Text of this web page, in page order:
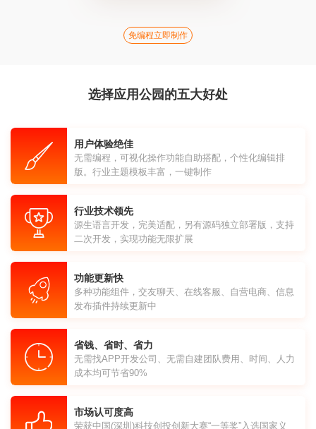
免编程立即制作
选择应用公园的五大好处
用户体验绝佳
无需编程，可视化操作功能自助搭配，个性化编辑排
版。行业主题模板丰富，一键制作
行业技术领先
源生语言开发，完美适配，另有源码独立部署版，支持
二次开发，实现功能无限扩展
功能更新快
多种功能组件，交友聊天、在线客服、自营电商、信息
发布插件持续更新中
省钱、省时、省力
无需找APP开发公司、无需自建团队费用、时间、人力
成本均可节省90%
市场认可度高
荣获中国(深圳)科技创投创新大赛“一等奖”入选国家义